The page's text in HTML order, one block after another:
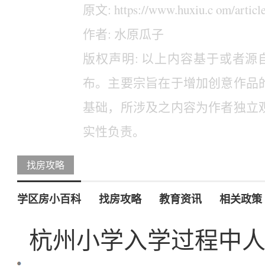
原文: https://www.huxiu.c om/
作者: 水原瓜子
版权声明: 以上内容基于或者源
布。主要宗旨在于增加创意作
基础，所涉及之内容为作者独
实性负责。
找房攻略
学区房小百科 找房攻略 教育资讯 相关政策
杭州小学入学过程中